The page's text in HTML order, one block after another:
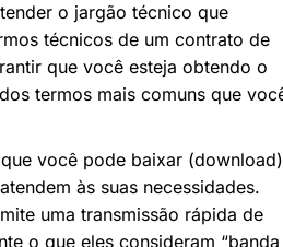
o jargão técnico que
técnicos de um contrato de
que você esteja obtendo o
termos mais comuns que
você pode baixar
às suas necessidades.
uma transmissão rápida de
o que eles consideram “banda